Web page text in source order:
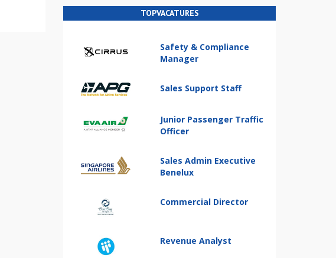
TOPVACATURES
Safety & Compliance
Manager
Sales Support Staff
Junior Passenger Traffic
Officer
Sales Admin Executive
Benelux
Commercial Director
Revenue Analyst